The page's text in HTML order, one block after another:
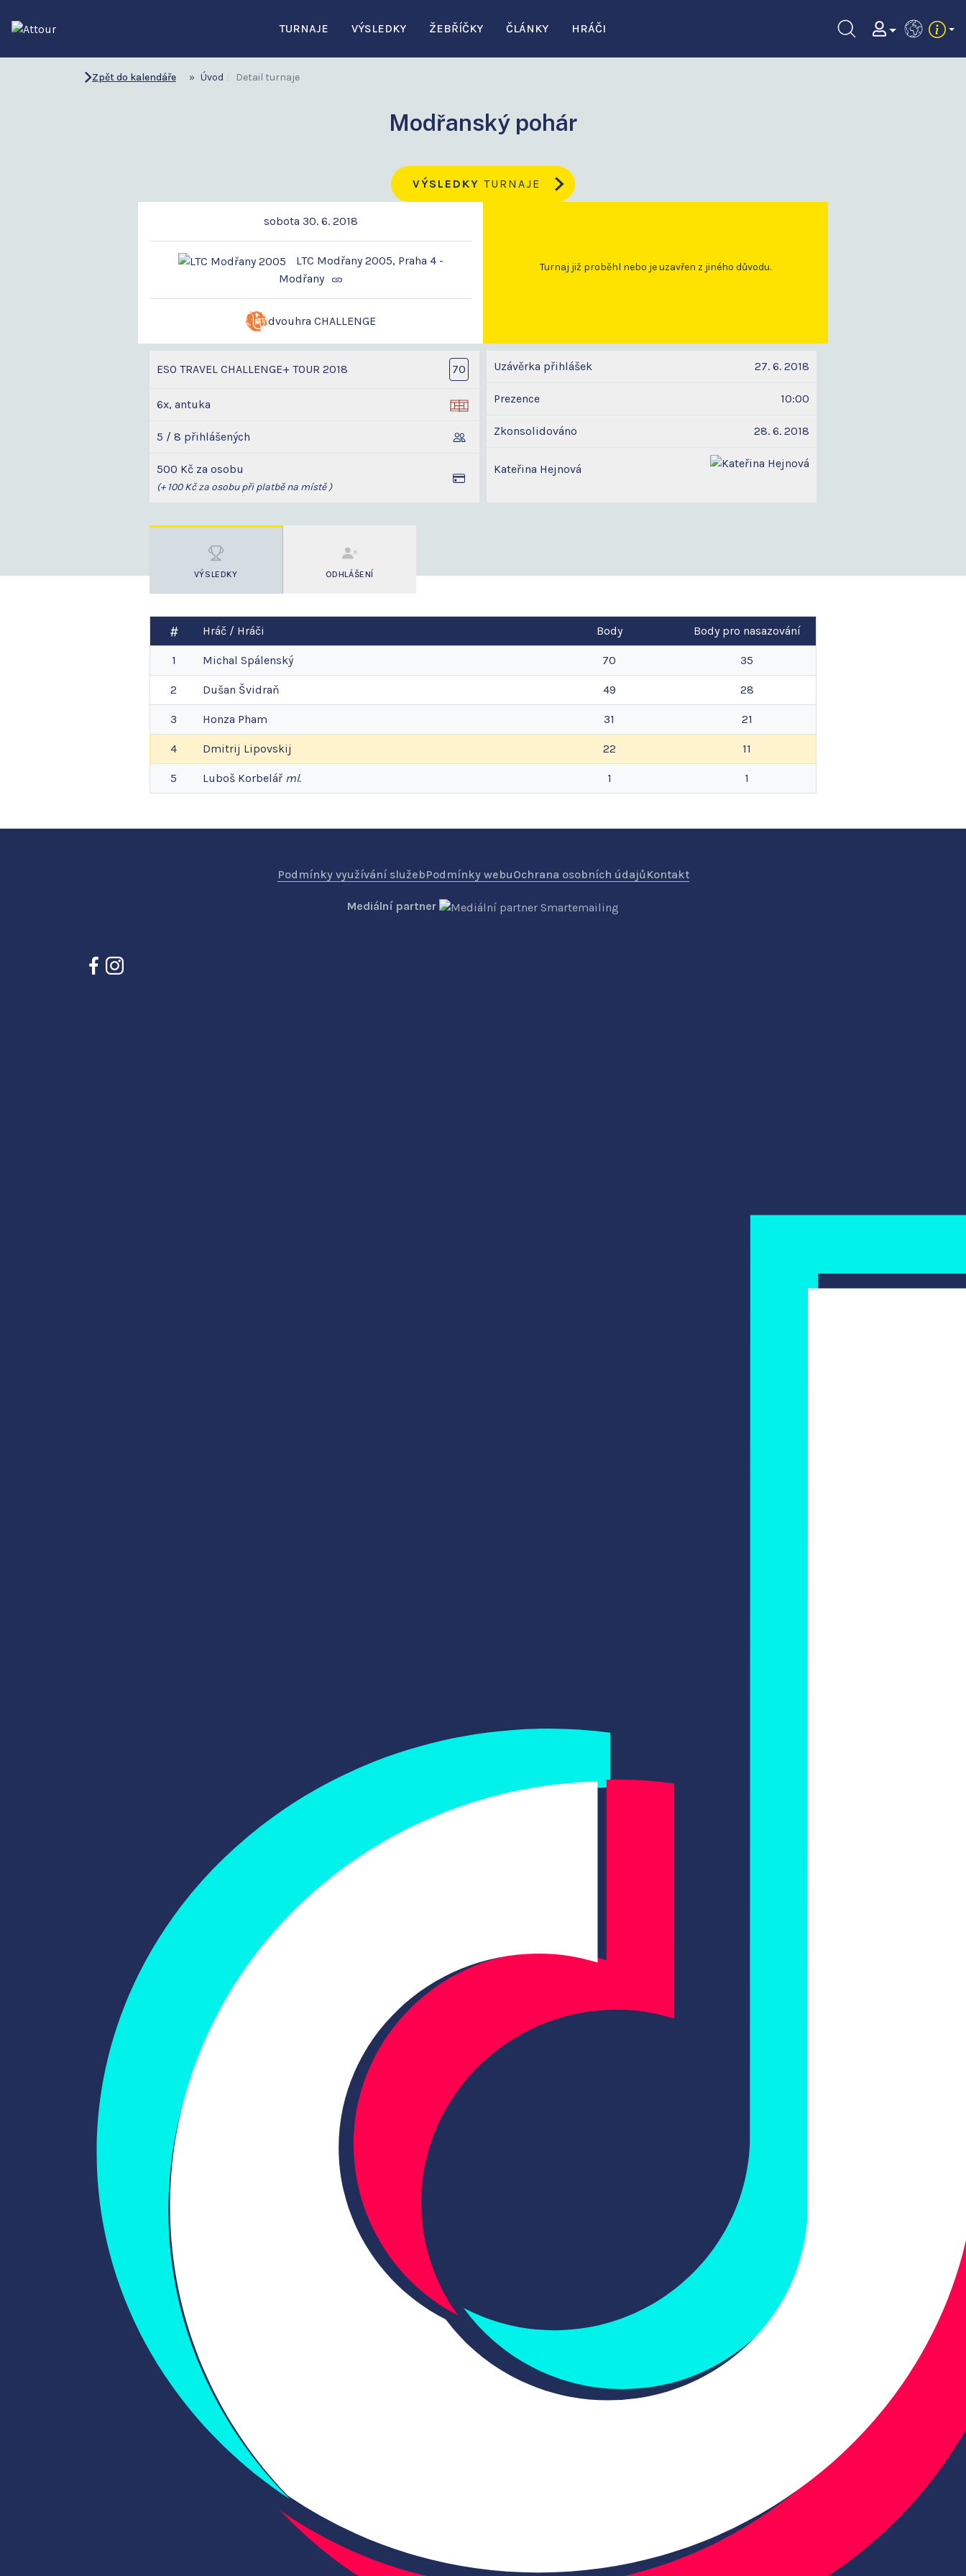
TURNAJE VÝSLEDKY ŽEBŘÍČKY ČLÁNKY HRÁČI
EN
Úvod Detail turnaje
Zpět do kalendáře
Modřanský pohár
VÝSLEDKY TURNAJE
sobota 30. 6. 2018
LTC Modřany 2005, Praha 4 -
Modřany
dvouhra CHALLENGE
Turnaj již proběhl nebo je uzavřen z jiného důvodu.
ESO TRAVEL CHALLENGE+ TOUR 2018 70
6x, antuka
5 / 8 přihlášených
500 Kč za osobu
(+ 100 Kč za osobu při platbě na místě )
Uzávěrka přihlášek 27. 6. 2018
Prezence 10:00
Zkonsolidováno 28. 6. 2018
Kateřina Hejnová
VÝSLEDKY ODHLÁŠENÍ
Hráč / Hráči Body Body pro nasazování
1 Michal Spálenský 70 35
2 Dušan Švidraň 49 28
3 Honza Pham 31 21
4 Dmitrij Lipovskij 22 11
5 Luboš Korbelář ml. 1 1
Podmínky využívání služebPodmínky webuOchrana osobních údajůKontakt
Mediální partner